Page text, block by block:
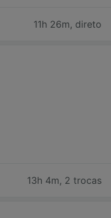
11h 26m, direto
13h 4m, 2 trocas